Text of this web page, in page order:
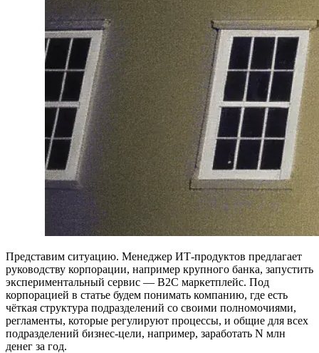
Представим ситуацию. Менеджер ИТ-продуктов предлагает
руководству корпорации, например крупного банка, запустить
экспериментальный сервис — B2C маркетплейс. Под
корпорацией в статье будем понимать компанию, где есть
чёткая структура подразделений со своими полномочиями,
регламенты, которые регулируют процессы, и общие для всех
подразделений бизнес-цели, например, заработать N млн
денег за год.